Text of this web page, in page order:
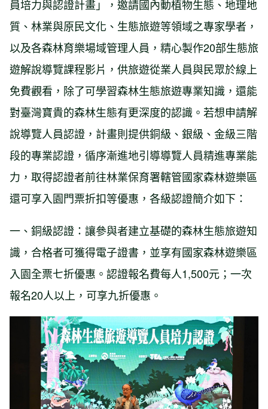
員培力與認證計畫」，邀請國內動植物生態、地理地
質、林業與原民文化、生態旅遊等領域之專家學者，
以及各森林育樂場域管理人員，精心製作20部生態旅
遊解說導覽課程影片，供旅遊從業人員與民眾於線上
免費觀看，除了可學習森林生態旅遊專業知識，還能
對臺灣寶貴的森林生態有更深度的認識。若想申請解
說導覽人員認證，計畫則提供銅級、銀級、金級三階
段的專業認證，循序漸進地引導導覽人員精進專業能
力，取得認證者前往林業保育署轄管國家森林遊樂區
還可享入園門票折扣等優惠，各級認證簡介如下：
一、銅級認證：讓參與者建立基礎的森林生態旅遊知
識，合格者可獲得電子證書，並享有國家森林遊樂區
入園全票七折優惠。認證報名費每人1,500元；一次
報名20人以上，可享九折優惠。